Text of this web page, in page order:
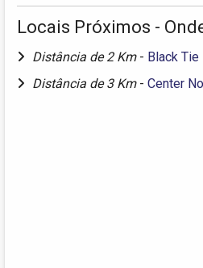
Locais Próximos -
Distância de 2 Km - Black Tie
Distância de 3 Km - Center